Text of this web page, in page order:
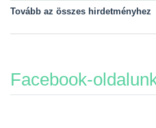
Tovább az összes hirdetményhez
Facebook-